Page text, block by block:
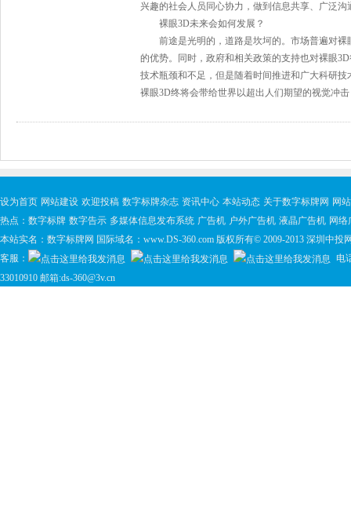
兴趣的社会人员同心协力，做到信息共享、广泛沟
裸眼3D未来会如何发展？
前途是光明的，道路是坎坷的。市场普遍对裸
的优势。同时，政府和相关政策的支持也对裸眼
技术瓶颈和不足，但是随着时间推进和广大科研
裸眼3D终将会带给世界以超出人们期望的视觉冲
设为首页 网站建设 欢迎投稿 数字标牌杂志 资讯中心 本站动态 关于数字标牌网 网
热点： 数字标牌 数字告示 多媒体信息发布系统 广告机 户外广告机 液晶广告机 网络
本站实名：数字标牌网 国际域名：www.DS-360.com 版权所有© 2009-2013 深圳中投
客服：
电
33010910 邮箱:ds-360@3v.cn